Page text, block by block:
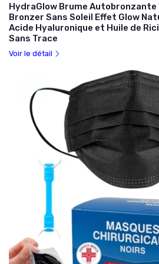
HydraGlow Brume Autobronzante
Bronzer Sans Soleil Effet Glow
Acide Hyaluronique et Huile de
Sans Trace
Voir le détail